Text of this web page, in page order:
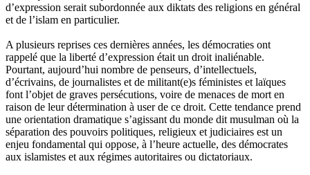
d’expression serait subordonnée aux diktats des religions en général
et de l’islam en particulier.
A plusieurs reprises ces dernières années, les démocraties ont
rappelé que la liberté d’expression était un droit inaliénable.
Pourtant, aujourd’hui nombre de penseurs, d’intellectuels,
d’écrivains, de journalistes et de militant(e)s féministes et laïques
font l’objet de graves persécutions, voire de menaces de mort en
raison de leur détermination à user de ce droit. Cette tendance prend
une orientation dramatique s’agissant du monde dit musulman où la
séparation des pouvoirs politiques, religieux et judiciaires est un
enjeu fondamental qui oppose, à l’heure actuelle, des démocrates
aux islamistes et aux régimes autoritaires ou dictatoriaux.